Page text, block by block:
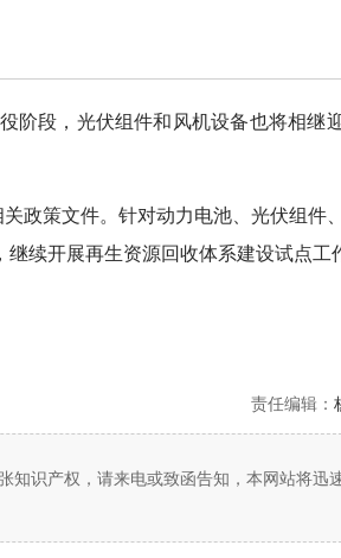
段，光伏组件和风机设备也将相继
政策文件。针对动力电池、光伏组件
续开展再生资源回收体系建设试点工
责任编辑：
知识产权，请来电或致函告知，本网站将迅